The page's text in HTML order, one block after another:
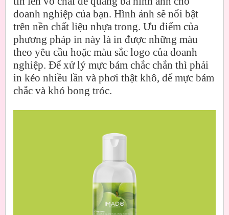
doanh nghiệp của bạn. Hình ảnh sẽ nổi bật
trên nền chất liệu nhựa trong. Ưu điểm của
phương pháp in này là in được những màu
theo yêu cầu hoặc màu sắc logo của doanh
nghiệp. Để xử lý mực bám chắc chắn thì phải
in kéo nhiều lần và phơi thật khô, để mực bám
chắc và khó bong tróc.